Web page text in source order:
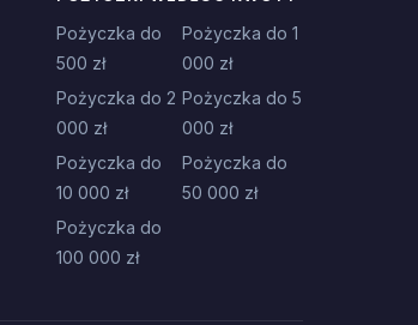
Pożyczka do
500 zł
Pożyczka do 1
000 zł
Pożyczka do 2
000 zł
Pożyczka do 5
000 zł
Pożyczka do
10 000 zł
Pożyczka do
50 000 zł
Pożyczka do
100 000 zł